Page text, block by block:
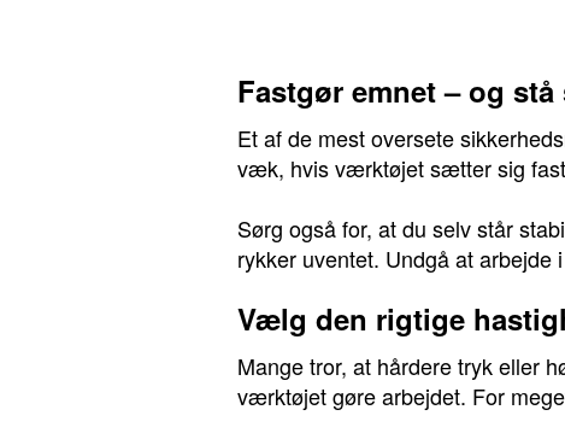
Fastgør emnet – og
Et af de mest oversete
væk, hvis værktøjet sætter sig
Sørg også for, at du selv står
rykker uventet. Undgå at
Vælg den rigtige
Mange tror, at hårdere tryk eller
værktøjet gøre arbejdet. For